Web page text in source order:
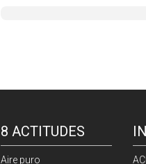
8 ACTITUDES
Aire puro